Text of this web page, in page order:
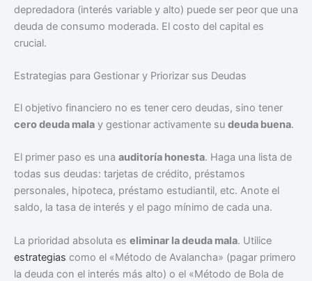
depredadora (interés variable y alto) puede ser peor que una
deuda de consumo moderada. El costo del capital es
crucial.
Estrategias para Gestionar y Priorizar sus Deudas
El objetivo financiero no es tener cero deudas, sino tener
cero deuda mala y gestionar activamente su deuda buena.
El primer paso es una auditoría honesta. Haga una lista de
todas sus deudas: tarjetas de crédito, préstamos
personales, hipoteca, préstamo estudiantil, etc. Anote el
saldo, la tasa de interés y el pago mínimo de cada una.
La prioridad absoluta es eliminar la deuda mala. Utilice
estrategias como el «Método de Avalancha» (pagar primero
la deuda con el interés más alto) o el «Método de Bola de